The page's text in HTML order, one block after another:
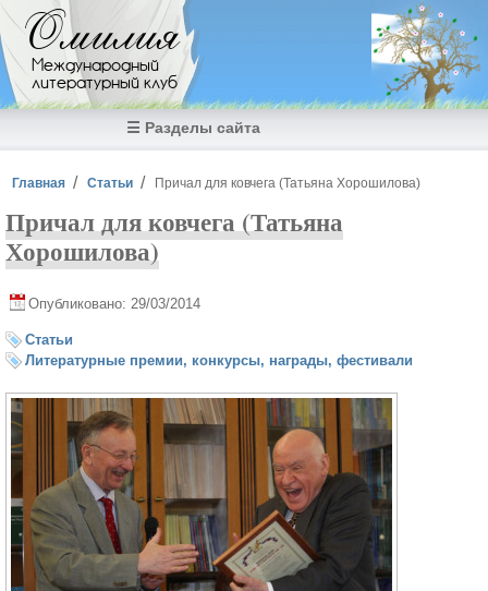
Перейти к основному содержанию
Омилия
Международный
литературный клуб
☰ Разделы сайта
Вы здесь
Главная Статьи Причал для ковчега (Татьяна Хорошилова)
Причал для ковчега (Татьяна
Хорошилова)
Опубликовано: 29/03/2014
Статьи
Литературные премии, конкурсы, награды, фестивали